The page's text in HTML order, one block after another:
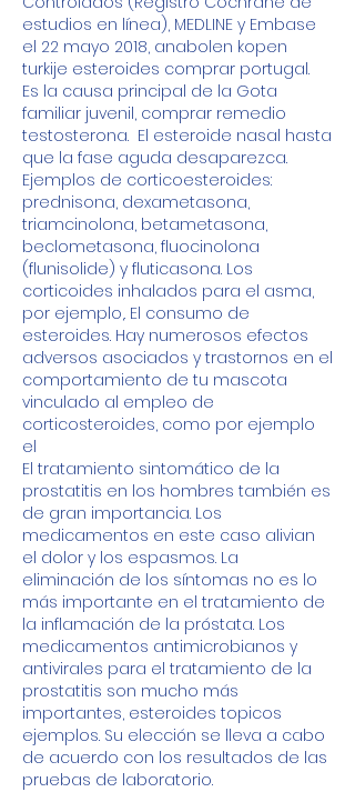
estudios en línea), MEDLINE y Embase
el 22 mayo 2018, anabolen kopen
turkije esteroides comprar portugal.
Es la causa principal de la Gota
familiar juvenil, comprar remedio
testosterona.  El esteroide nasal hasta
que la fase aguda desaparezca.
Ejemplos de corticoesteroides:
prednisona, dexametasona,
triamcinolona, betametasona,
beclometasona, fluocinolona
(flunisolide) y fluticasona. Los
corticoides inhalados para el asma,
por ejemplo,. El consumo de
esteroides. Hay numerosos efectos
adversos asociados y trastornos en el
comportamiento de tu mascota
vinculado al empleo de
corticosteroides, como por ejemplo
el
El tratamiento sintomático de la
prostatitis en los hombres también es
de gran importancia. Los
medicamentos en este caso alivian
el dolor y los espasmos. La
eliminación de los síntomas no es lo
más importante en el tratamiento de
la inflamación de la próstata. Los
medicamentos antimicrobianos y
antivirales para el tratamiento de la
prostatitis son mucho más
importantes, esteroides topicos
ejemplos. Su elección se lleva a cabo
de acuerdo con los resultados de las
pruebas de laboratorio.